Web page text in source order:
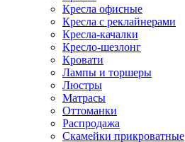
Кресла офисные
Кресла с реклайнерами
Кресла-качалки
Кресло-шезлонг
Кровати
Лампы и торшеры
Люстры
Матрасы
Оттоманки
Распродажа
Скамейки прикроватные